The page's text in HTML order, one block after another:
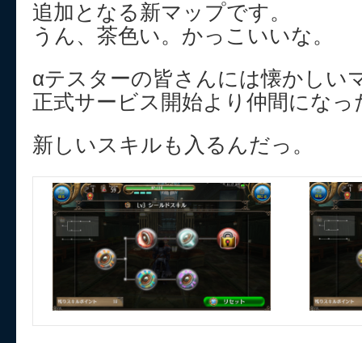
追加となる新マップです。
うん、茶色い。かっこいいな。
αテスターの皆さんには懐かしい
正式サービス開始より仲間にな
新しいスキルも入るんだっ。